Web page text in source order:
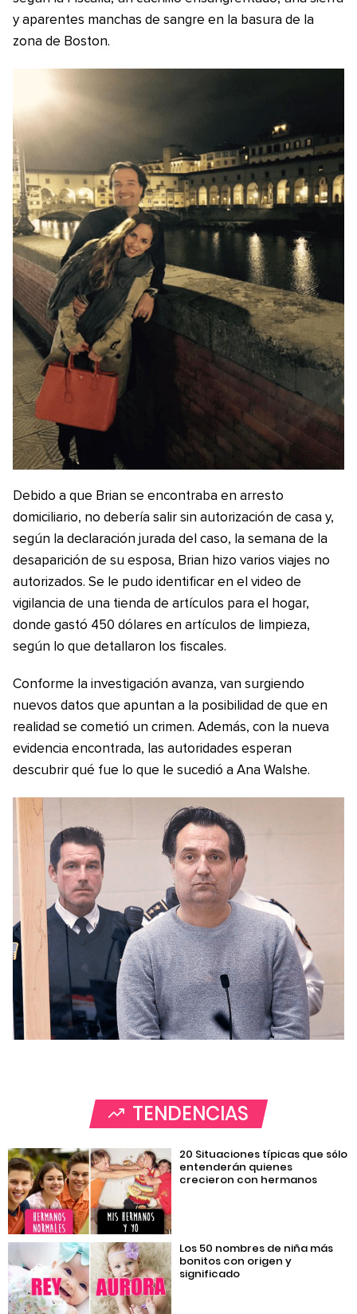
y aparentes manchas de sangre en la basura de la
zona de Boston.
Debido a que Brian se encontraba en arresto
domiciliario, no debería salir sin autorización de casa y,
según la declaración jurada del caso, la semana de la
desaparición de su esposa, Brian hizo varios viajes no
autorizados. Se le pudo identificar en el video de
vigilancia de una tienda de artículos para el hogar,
donde gastó 450 dólares en artículos de limpieza,
según lo que detallaron los fiscales.
Conforme la investigación avanza, van surgiendo
nuevos datos que apuntan a la posibilidad de que en
realidad se cometió un crimen. Además, con la nueva
evidencia encontrada, las autoridades esperan
descubrir qué fue lo que le sucedió a Ana Walshe.
TENDENCIAS
20 Situaciones típicas que sólo
entenderán quienes
crecieron con hermanos
Los 50 nombres de niña más
bonitos con origen y
significado